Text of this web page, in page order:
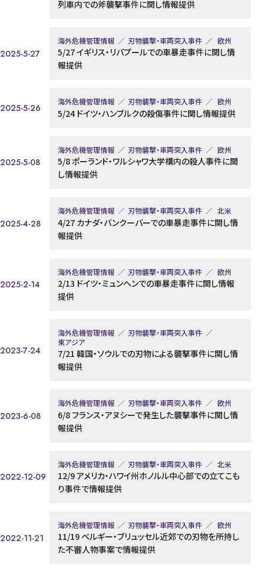
列車内での斧襲撃事件に関し情報提供
2025-5-27
海外危機管理情報 刃物襲撃・車両突入事件 欧州
5/27 イギリス・リバプールでの車暴走事件に関し情
報提供
2025-5-26
海外危機管理情報 刃物襲撃・車両突入事件 欧州
5/24 ドイツ・ハンブルクの殺傷事件に関し情報提供
2025-5-08
海外危機管理情報 刃物襲撃・車両突入事件 欧州
5/8 ポーランド・ワルシャワ大学構内の殺人事件に関
し情報提供
2025-4-28
海外危機管理情報 刃物襲撃・車両突入事件 北米
4/27 カナダ・バンクーバーでの車暴走事件に関し情
報提供
2025-2-14
海外危機管理情報 刃物襲撃・車両突入事件 欧州
2/13 ドイツ・ミュンヘンでの車暴走事件に関し情報
提供
2023-7-24
海外危機管理情報
刃物襲撃・車両突入事件
東アジア
7/21 韓国・ソウルでの刃物による襲撃事件に関し情
報提供
2023-6-08
海外危機管理情報 刃物襲撃・車両突入事件 欧州
6/8 フランス・アヌシーで発生した襲撃事件に関し情
報提供
2022-12-09
海外危機管理情報 刃物襲撃・車両突入事件 北米
12/9 アメリカ・ハワイ州ホノルル中心部での立てこも
り事件で情報提供
2022-11-21
海外危機管理情報 刃物襲撃・車両突入事件 欧州
11/19 ベルギー・ブリュッセル近郊での刃物を所持し
た不審人物事案で情報提供